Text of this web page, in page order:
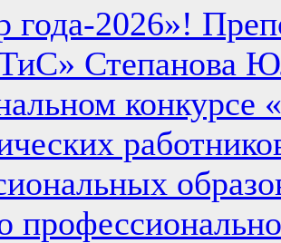
года-2026»!
Степанова
конкурсе